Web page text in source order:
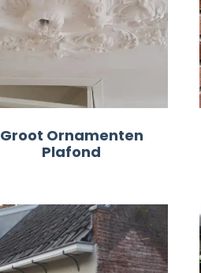
Groot Ornamenten
Plafond